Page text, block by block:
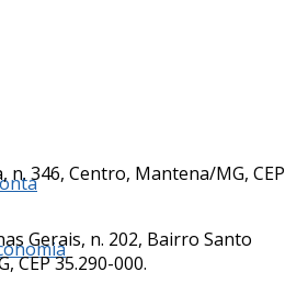
n. 346, Centro, Mantena/MG, CEP
Gerais, n. 202, Bairro Santo
CEP 35.290-000.